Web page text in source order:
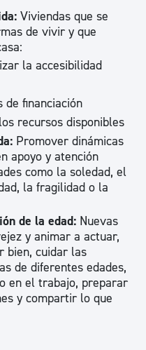
Viviendas que se
de vivir y que
la accesibilidad
de financiación
recursos disponibles
Promover dinámicas
apoyo y atención
como la soledad, el
la fragilidad o la
de la edad: Nuevas
y animar a actuar,
bien, cuidar las
de diferentes edades,
en el trabajo, preparar
y compartir lo que